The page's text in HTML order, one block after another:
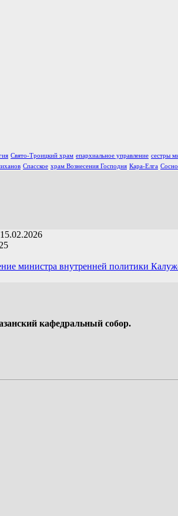
Свято-Троицкий храм епархиальное управление сестры
Спасское храм Вознесения Господня Кара-Елга
15.02.2026
министра внутренней политики
кафедральный собор.